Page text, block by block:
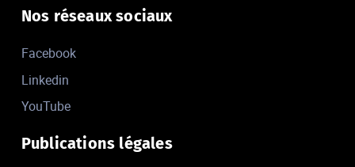
Nos réseaux sociaux
Facebook
Linkedin
YouTube
Publications légales